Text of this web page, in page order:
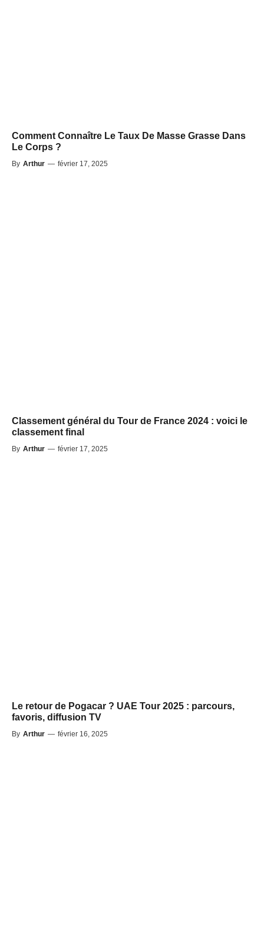
Comment Connaître Le Taux De Masse Grasse Dans
Le Corps ?
By Arthur — février 17, 2025
Classement général du Tour de France 2024 : voici le
classement final
By Arthur — février 17, 2025
Le retour de Pogacar ? UAE Tour 2025 : parcours,
favoris, diffusion TV
By Arthur — février 16, 2025